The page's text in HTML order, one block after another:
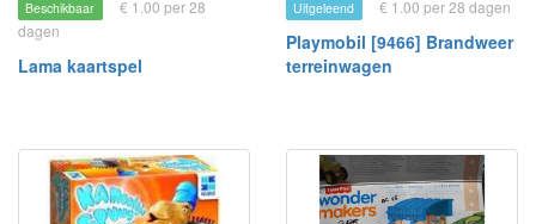
Beschikbaar
€ 1.00 per 28
dagen
Lama kaartspel
Uitgeleend € 1.00 per 28 dagen
Playmobil [9466] Brandweer
terreinwagen